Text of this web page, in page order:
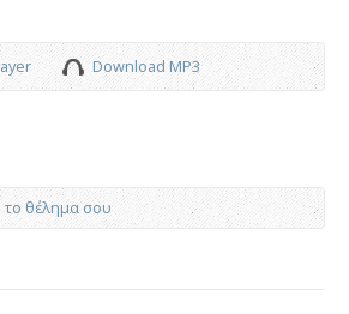
Download MP3
το θέλημα σου